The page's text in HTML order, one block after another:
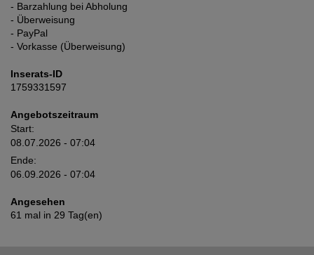
- Barzahlung bei Abholung
- Überweisung
- PayPal
- Vorkasse (Überweisung)
Inserats-ID
1759331597
Angebotszeitraum
Start:
08.07.2026 - 07:04
Ende:
06.09.2026 - 07:04
Angesehen
61 mal in 29 Tag(en)